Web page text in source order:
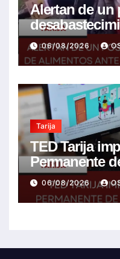
Alertan de un
ante el
agrícolas
06/08/2026
Tarija
TED Tarija
Permanente
Notarios
06/08/2026